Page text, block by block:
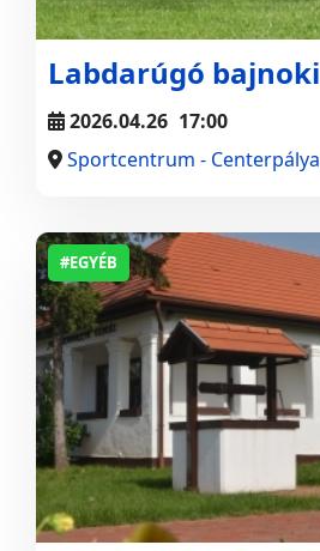
Labdarúgó bajnoki
2026.04.26 17:00
Sportcentrum - Centerpálya
#EGYÉB